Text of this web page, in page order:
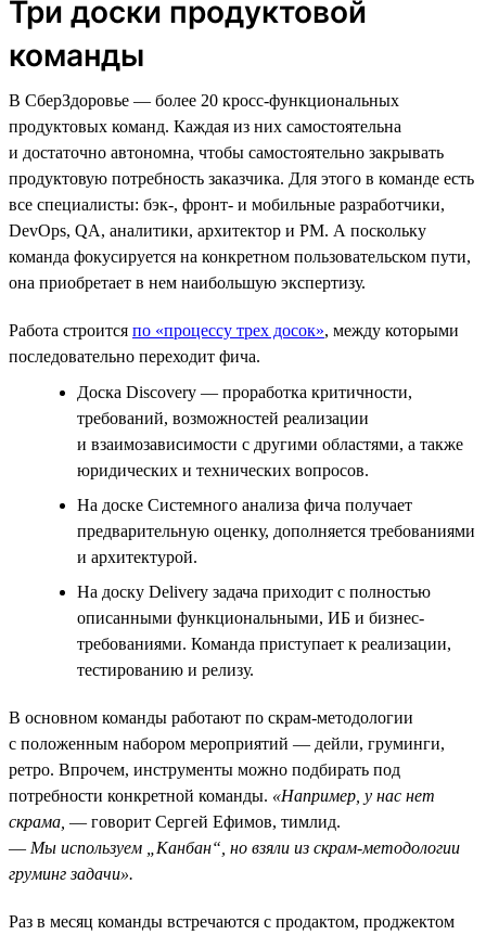
Три доски продуктовой
команды
В СберЗдоровье — более 20 кросс-функциональных
продуктовых команд. Каждая из них самостоятельна
и достаточно автономна, чтобы самостоятельно закрывать
продуктовую потребность заказчика. Для этого в команде есть
все специалисты: бэк-, фронт- и мобильные разработчики,
DevOps, QA, аналитики, архитектор и PM. А поскольку
команда фокусируется на конкретном пользовательском пути,
она приобретает в нем наибольшую экспертизу.
Работа строится по «процессу трех досок», между которыми
последовательно переходит фича.
Доска Discovery — проработка критичности,
требований, возможностей реализации
и взаимозависимости с другими областями, а также
юридических и технических вопросов.
На доске Системного анализа фича получает
предварительную оценку, дополняется требованиями
и архитектурой.
На доску Delivery задача приходит с полностью
описанными функциональными, ИБ и бизнес-
требованиями. Команда приступает к реализации,
тестированию и релизу.
В основном команды работают по скрам-методологии
с положенным набором мероприятий — дейли, груминги,
ретро. Впрочем, инструменты можно подбирать под
потребности конкретной команды. «Например, у нас нет
скрама, — говорит Сергей Ефимов, тимлид.
— Мы используем „Канбан“, но взяли из скрам-методологии
груминг задачи».
Раз в месяц команды встречаются с продактом, проджектом